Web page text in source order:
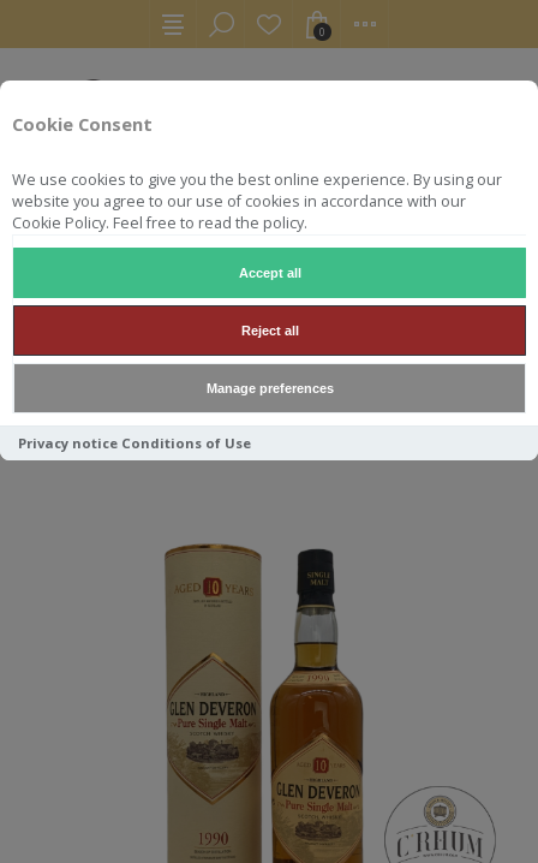
Cookie Consent
We use cookies to give you the best online experience. By using our
website you agree to our use of cookies in accordance with our
Cookie Policy. Feel free to read the policy.
Accept all
Reject all
Manage preferences
Privacy notice Conditions of Use
0
GLEN DEVERON 10Y 1990 OLD
BOTTLE 70CL 40°